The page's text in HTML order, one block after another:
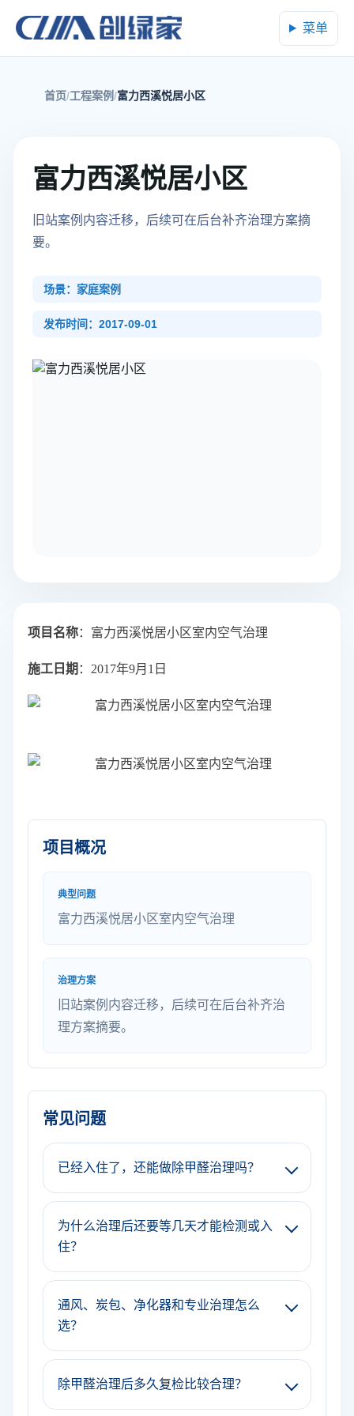
菜单
首页 工程案例 富力西溪悦居小区
富力西溪悦居小区
旧站案例内容迁移，后续可在后台补齐治理方案摘
要。
场景：家庭案例
发布时间：2017-09-01
项目名称：富力西溪悦居小区室内空气治理
施工日期 ：2017年9月1日
项目概况
典型问题
富力西溪悦居小区室内空气治理
治理方案
旧站案例内容迁移，后续可在后台补齐治
理方案摘要。
常见问题
已经入住了，还能做除甲醛治理吗？
为什么治理后还要等几天才能检测或入
住？
通风、炭包、净化器和专业治理怎么
选？
除甲醛治理后多久复检比较合理？